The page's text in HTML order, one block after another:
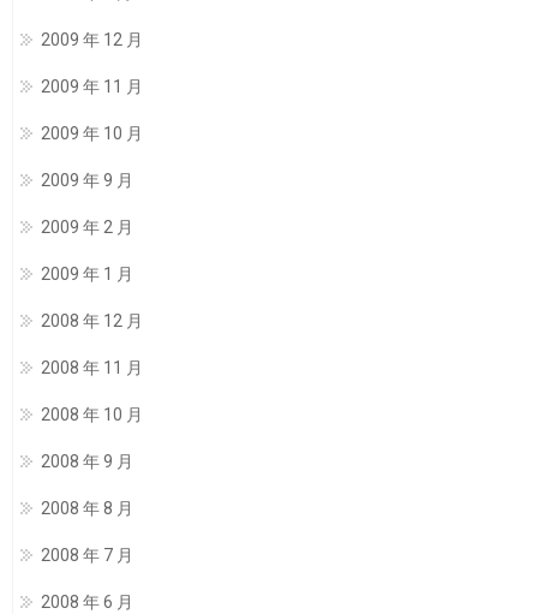
2009 年 12 月
2009 年 11 月
2009 年 10 月
2009 年 9 月
2009 年 2 月
2009 年 1 月
2008 年 12 月
2008 年 11 月
2008 年 10 月
2008 年 9 月
2008 年 8 月
2008 年 7 月
2008 年 6 月